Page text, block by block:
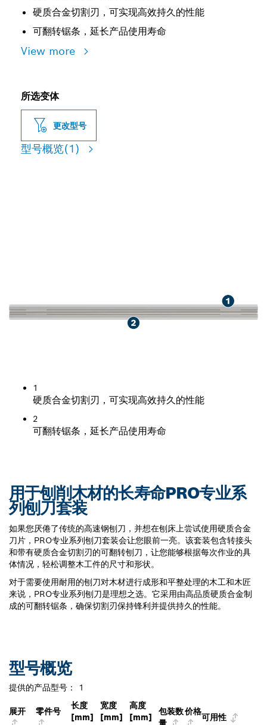
硬质合金切割刃，可实现高效持久的性能
可翻转锯条，延长产品使用寿命
View more
所选变体
更改型号
型号概览(1)
1
硬质合金切割刃，可实现高效持久的性能
2
可翻转锯条，延长产品使用寿命
用于刨削木材的长寿命PRO专业系
列刨刀套装
如果您厌倦了传统的高速钢刨刀，并想在刨床上尝试使用硬质合金
刀片，PRO专业系列刨刀套装会让您眼前一亮。该套装包含转接头
和带有硬质合金切割刃的可翻转刨刀，让您能够根据每次作业的具
体情况，轻松调整木工件的尺寸和形状。
对于需要使用耐用的刨刀对木材进行成形和平整处理的木工和木匠
来说，PRO专业系列刨刀是理想之选。它采用由高品质硬质合金制
成的可翻转锯条，确保切割刃保持锋利并提供持久的性能。
型号概览
提供的产品型号： 1
展开 零件号
长度
[mm]
宽度
[mm]
高度
[mm]
包装数价格
可用性